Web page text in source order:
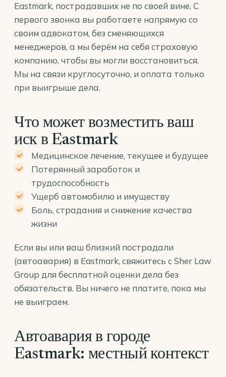
Eastmark, пострадавших не по своей вине. С
первого звонка вы работаете напрямую со
своим адвокатом, без сменяющихся
менеджеров, а мы берём на себя страховую
компанию, чтобы вы могли восстановиться.
Мы на связи круглосуточно, и оплата только
при выигрыше дела.
Что может возместить ваш
иск в Eastmark
Медицинское лечение, текущее и будущее
Потерянный заработок и
трудоспособность
Ущерб автомобилю и имуществу
Боль, страдания и снижение качества
жизни
Если вы или ваш близкий пострадали
(автоавария) в Eastmark, свяжитесь с Sher Law
Group для бесплатной оценки дела без
обязательств. Вы ничего не платите, пока мы
не выиграем.
Автоавария в городе
Eastmark: местный контекст